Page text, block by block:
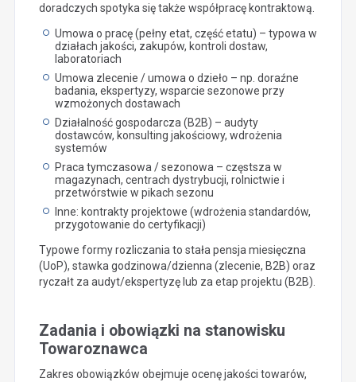
doradczych spotyka się także współpracę kontraktową.
Umowa o pracę (pełny etat, część etatu) – typowa w
działach jakości, zakupów, kontroli dostaw,
laboratoriach
Umowa zlecenie / umowa o dzieło – np. doraźne
badania, ekspertyzy, wsparcie sezonowe przy
wzmożonych dostawach
Działalność gospodarcza (B2B) – audyty
dostawców, konsulting jakościowy, wdrożenia
systemów
Praca tymczasowa / sezonowa – częstsza w
magazynach, centrach dystrybucji, rolnictwie i
przetwórstwie w pikach sezonu
Inne: kontrakty projektowe (wdrożenia standardów,
przygotowanie do certyfikacji)
Typowe formy rozliczania to stała pensja miesięczna
(UoP), stawka godzinowa/dzienna (zlecenie, B2B) oraz
ryczałt za audyt/ekspertyzę lub za etap projektu (B2B).
Zadania i obowiązki na stanowisku
Towaroznawca
Zakres obowiązków obejmuje ocenę jakości towarów,